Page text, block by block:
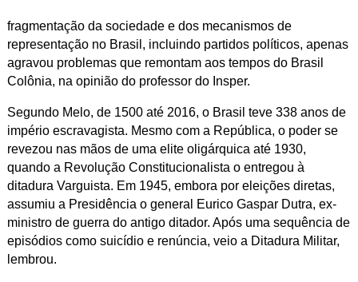
fragmentação da sociedade e dos mecanismos de
representação no Brasil, incluindo partidos políticos, apenas
agravou problemas que remontam aos tempos do Brasil
Colônia, na opinião do professor do Insper.
Segundo Melo, de 1500 até 2016, o Brasil teve 338 anos de
império escravagista. Mesmo com a República, o poder se
revezou nas mãos de uma elite oligárquica até 1930,
quando a Revolução Constitucionalista o entregou à
ditadura Varguista. Em 1945, embora por eleições diretas,
assumiu a Presidência o general Eurico Gaspar Dutra, ex-
ministro de guerra do antigo ditador. Após uma sequência de
episódios como suicídio e renúncia, veio a Ditadura Militar,
lembrou.